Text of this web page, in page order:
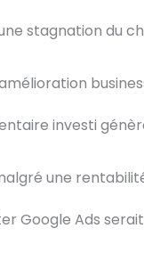
stagnation du
investi
une
Google Ads